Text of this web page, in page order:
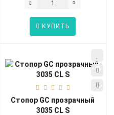
КУПИТЬ
Cтопор GC прозрачный
3035 CL S